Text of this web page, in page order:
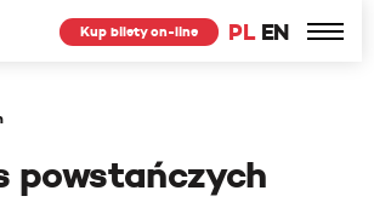
PL EN
Kup bilety on-line
powstańczych